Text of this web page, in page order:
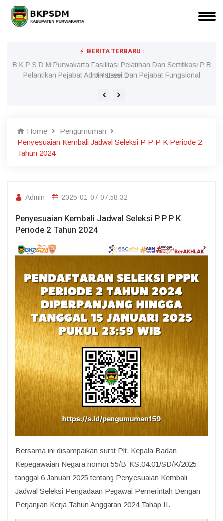
BERITA TERBARU :
B K P S D M Purwakarta Fasilitasi Pelatihan Dan Sertifikasi P B
J P Level 1
Home
Pengumuman
Penyesuaian Kembali Jadwal Seleksi P P P K Periode 2
Tahun 2024
Admin 2025-01-07 07:58:32
Penyesuaian Kembali Jadwal Seleksi P P P K
Periode 2 Tahun 2024
Bersama ini disampaikan surat Plt. Kepala Badan
Kepegawaian Negara nomor 55/B-KS.04.01/SD/K/2025
tanggal 6 Januari 2025 tentang Penyesuaian Kembali
Jadwal Seleksi Pengadaan Pegawai Pemerintah Dengan
Perjanjian Kerja Tahun Anggaran 2024 Tahap II.